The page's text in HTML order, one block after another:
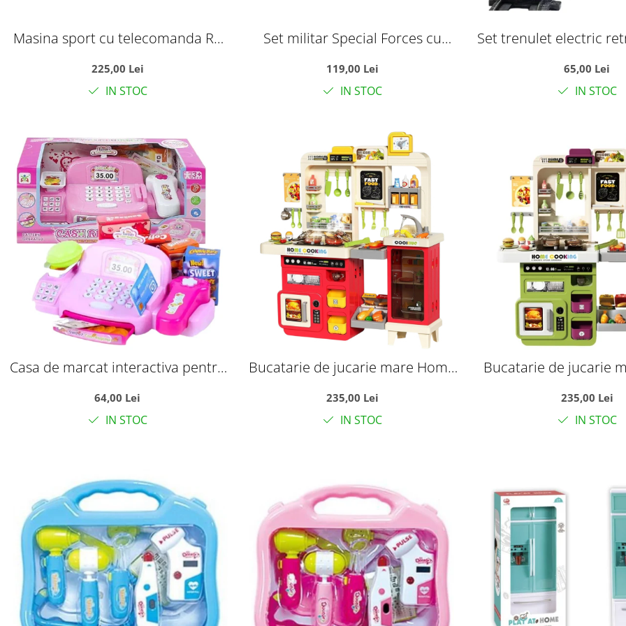
Masina sport cu telecomanda RC
acumulator, scara 1:14, +6 ani
225,00 Lei
IN STOC
Set militar Special Forces cu
militara si vehicule, +3 ani
119,00 Lei
IN STOC
Set trenulet electric
european
65,00 Lei
IN STOC
Casa de marcat interactiva pentru
accesorii, roz, +3 ani
64,00 Lei
IN STOC
Bucatarie de jucarie mare Home
accesorii, rosu, 100 cm, +3 ani
235,00 Lei
IN STOC
Bucatarie de jucarie
accesorii, verde, 100
235,00 Lei
IN STOC